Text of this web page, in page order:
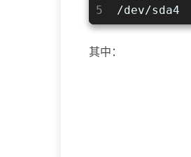
5
/dev/
其中：